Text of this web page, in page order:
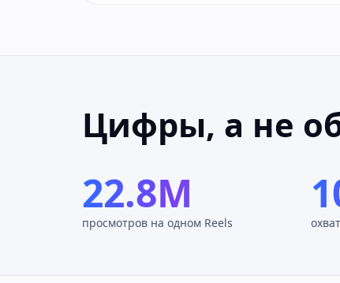
Цифры, а не
22.8M
просмотров на одном Reels